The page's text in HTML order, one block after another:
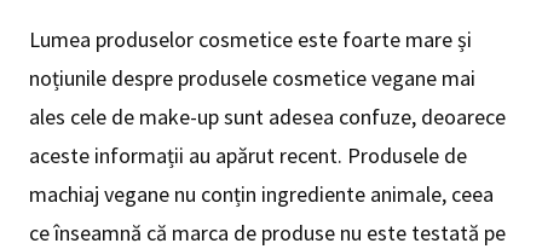
Lumea produselor cosmetice este foarte mare și
noțiunile despre produsele cosmetice vegane mai
ales cele de make-up sunt adesea confuze, deoarece
aceste informații au apărut recent. Produsele de
machiaj vegane nu conțin ingrediente animale, ceea
ce înseamnă că marca de produse nu este testată pe